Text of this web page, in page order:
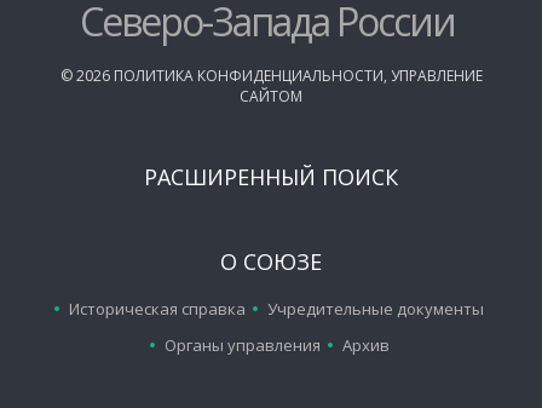
Северо-Запада России
©2026 ПОЛИТИКА КОНФИДЕНЦИАЛЬНОСТИ, УПРАВЛЕНИЕ
САЙТОМ
РАСШИРЕННЫЙ ПОИСК
О СОЮЗЕ
Историческая справка
Учредительные документы
Органы управления
Архив